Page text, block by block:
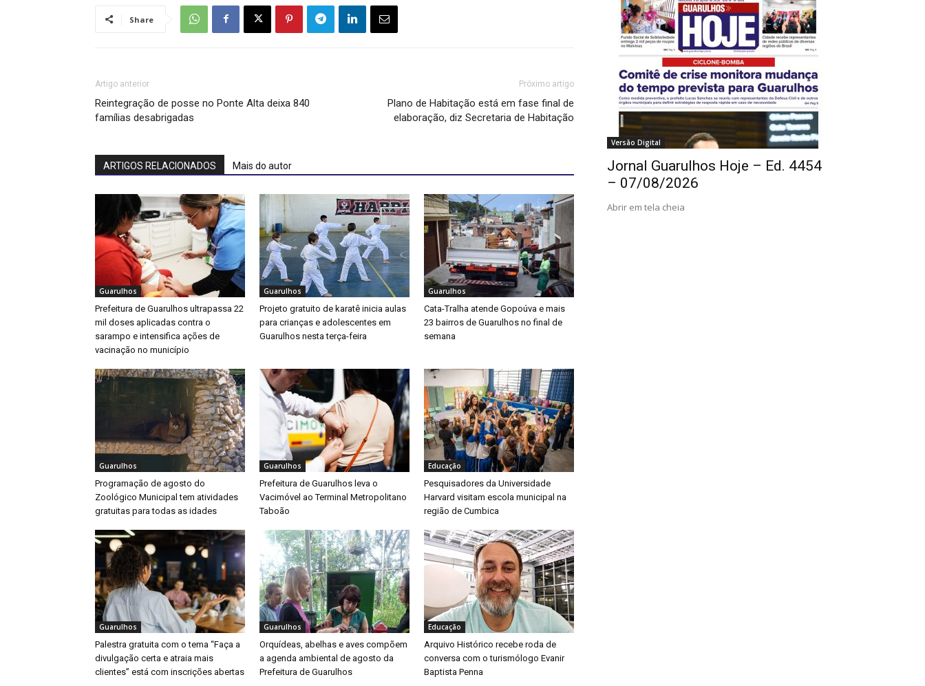
Share
Artigo anterior
Reintegração de posse no Ponte Alta deixa 840
famílias desabrigadas
Próximo artigo
Plano de Habitação está em fase final de
elaboração, diz Secretaria de Habitação
ARTIGOS RELACIONADOS Mais do autor
Guarulhos
Prefeitura de Guarulhos ultrapassa 22
mil doses aplicadas contra o
sarampo e intensifica ações de
vacinação no município
Guarulhos
Projeto gratuito de karatê inicia aulas
para crianças e adolescentes em
Guarulhos nesta terça-feira
Guarulhos
Cata-Tralha atende Gopoúva e mais
23 bairros de Guarulhos no final de
semana
Guarulhos
Programação de agosto do
Zoológico Municipal tem atividades
gratuitas para todas as idades
Guarulhos
Prefeitura de Guarulhos leva o
Vacimóvel ao Terminal Metropolitano
Taboão
Educação
Pesquisadores da Universidade
Harvard visitam escola municipal na
região de Cumbica
Guarulhos
Palestra gratuita com o tema “Faça a
divulgação certa e atraia mais
clientes” está com inscrições abertas
Guarulhos
Orquídeas, abelhas e aves compõem
a agenda ambiental de agosto da
Prefeitura de Guarulhos
Educação
Arquivo Histórico recebe roda de
conversa com o turismólogo Evanir
Baptista Penna
Versão Digital
Jornal Guarulhos Hoje – Ed. 4454
– 07/08/2026
Abrir em tela cheia